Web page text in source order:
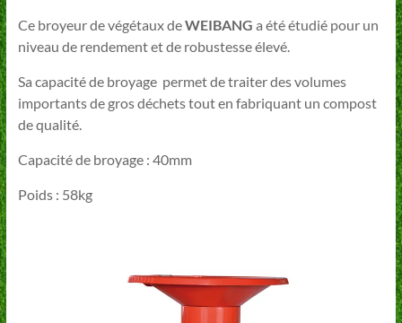
Ce broyeur de végétaux deWEIBANG a été étudié pour un
niveau de rendement et de robustesse élevé.
Sa capacité de broyage permet de traiter des volumes
importants de gros déchets tout en fabriquant un compost
de qualité.
Capacité de broyage : 40mm
Poids : 58kg